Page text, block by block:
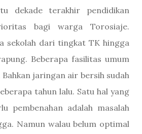
dekade terakhir pendidikan
bagi warga Torosiaje.
sekolah dari tingkat TK hingga
Beberapa fasilitas umum
jaringan air bersih sudah
tahun lalu. Satu hal yang
pembenahan adalah masalah
Namun walau belum optimal